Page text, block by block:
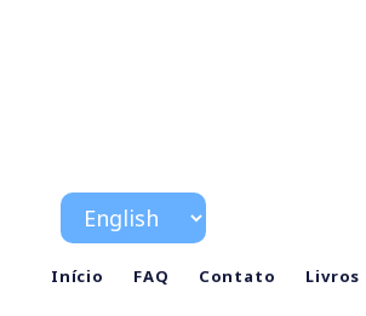
Início FAQ Contato Livros